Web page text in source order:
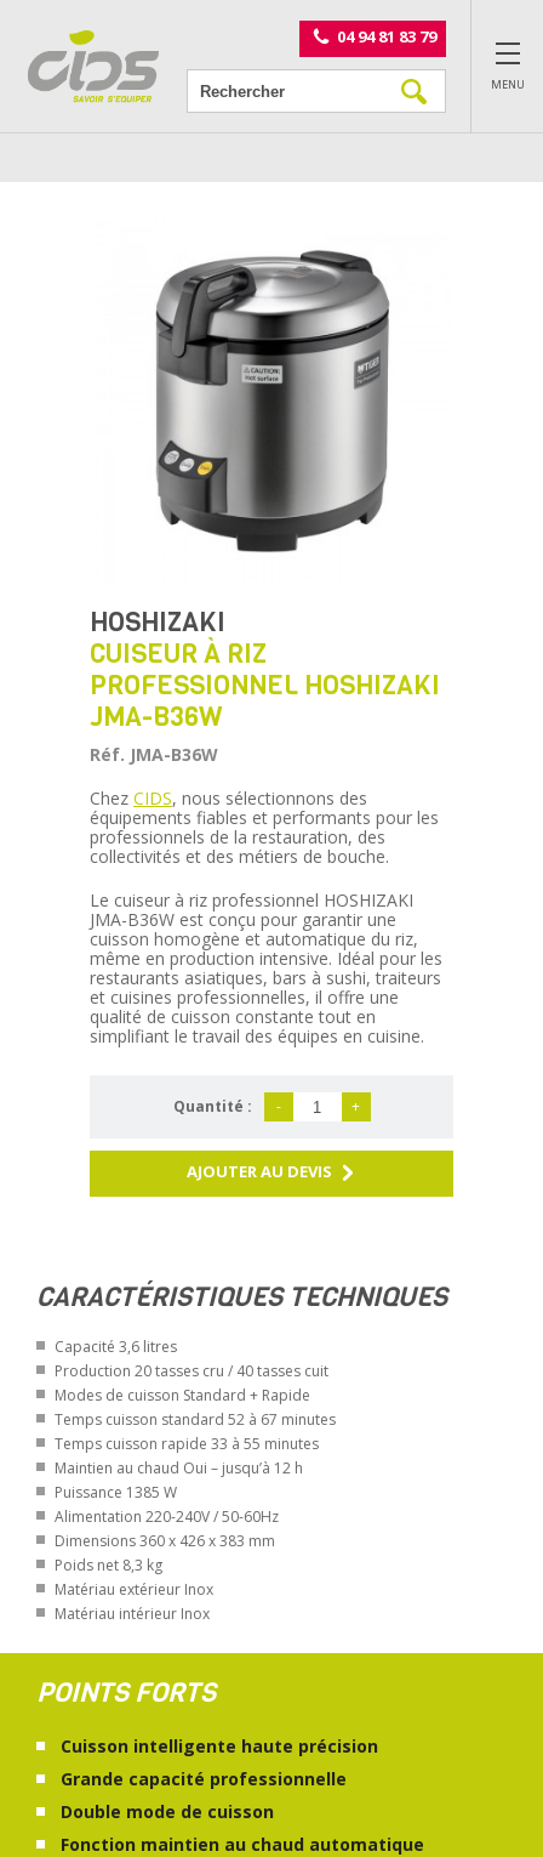
04 94 81 83 79
MENU
HOSHIZAKI
CUISEUR À RIZ
PROFESSIONNEL HOSHIZAKI
JMA-B36W
Réf. JMA-B36W
Chez CIDS, nous sélectionnons des
équipements fiables et performants pour les
professionnels de la restauration, des
collectivités et des métiers de bouche.
Le cuiseur à riz professionnel HOSHIZAKI
JMA-B36W est conçu pour garantir une
cuisson homogène et automatique du riz,
même en production intensive. Idéal pour les
restaurants asiatiques, bars à sushi, traiteurs
et cuisines professionnelles, il offre une
qualité de cuisson constante tout en
simplifiant le travail des équipes en cuisine.
Quantité : - +
AJOUTER AU DEVIS
CARACTÉRISTIQUES TECHNIQUES
Capacité 3,6 litres
Production 20 tasses cru / 40 tasses cuit
Modes de cuisson Standard + Rapide
Temps cuisson standard 52 à 67 minutes
Temps cuisson rapide 33 à 55 minutes
Maintien au chaud Oui – jusqu’à 12 h
Puissance 1385 W
Alimentation 220-240V / 50-60Hz
Dimensions 360 x 426 x 383 mm
Poids net 8,3 kg
Matériau extérieur Inox
Matériau intérieur Inox
POINTS FORTS
Cuisson intelligente haute précision
Grande capacité professionnelle
Double mode de cuisson
Fonction maintien au chaud automatique